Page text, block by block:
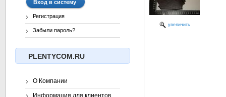
увеличить
Регистрация
Забыли пароль?
PLENTYCOM.RU
О Компании
Информация для клиентов